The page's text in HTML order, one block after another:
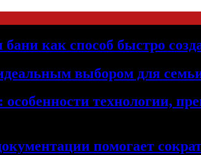
как способ быстро
выбором для
технологии,
помогает